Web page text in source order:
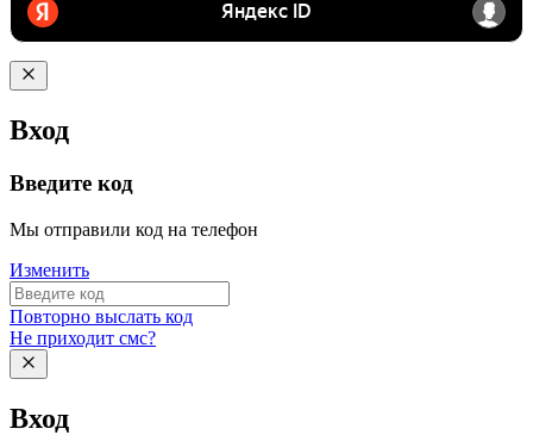
Вход
Введите код
Мы отправили код на телефон
Изменить
Повторно выслать код
Не приходит смс?
Вход